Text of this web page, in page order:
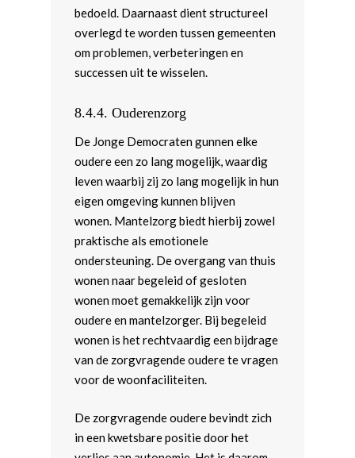
bedoeld. Daarnaast dient structureel
overlegd te worden tussen gemeenten
om problemen, verbeteringen en
successen uit te wisselen.
8.4.4.Ouderenzorg
De Jonge Democraten gunnen elke
oudere een zo lang mogelijk, waardig
leven waarbij zij zo lang mogelijk in hun
eigen omgeving kunnen blijven
wonen. Mantelzorg biedt hierbij zowel
praktische als emotionele
ondersteuning. De overgang van thuis
wonen naar begeleid of gesloten
wonen moet gemakkelijk zijn voor
oudere en mantelzorger. Bij begeleid
wonen is het rechtvaardig een bijdrage
van de zorgvragende oudere te vragen
voor de woonfaciliteiten.
De zorgvragende oudere bevindt zich
in een kwetsbare positie door het